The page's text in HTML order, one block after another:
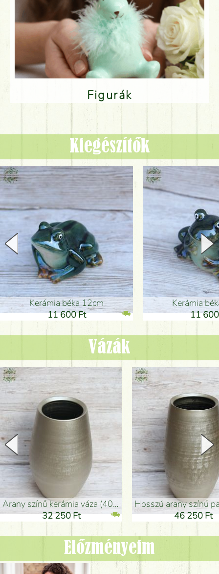
Figurák
Kiegészítők
Kerámia béka 12cm
11 600 Ft
Kerámia
11
Vázák
arany színű kerámia váza (40x26cm)
32 250 Ft
hosszú arany színű
46 250 Ft
Előzményeim